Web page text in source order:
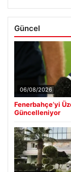
Güncel
06/08/2026
Fenerbahçe’yi
Güncelleniyor